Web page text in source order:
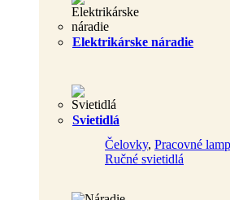
Elektrikárske náradie
Svietidlá
Čelovky, Pracovné
Ručné svietidlá